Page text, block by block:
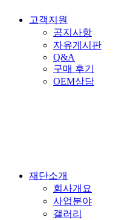
고객지원
공지사항
자유게시판
Q&A
구매 후기
OEM상담
재단소개
회사개요
사업분야
갤러리